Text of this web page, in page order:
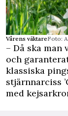
Vårens väktareFoto:
– Då ska
och
klassiska
stjärnnarciss
med